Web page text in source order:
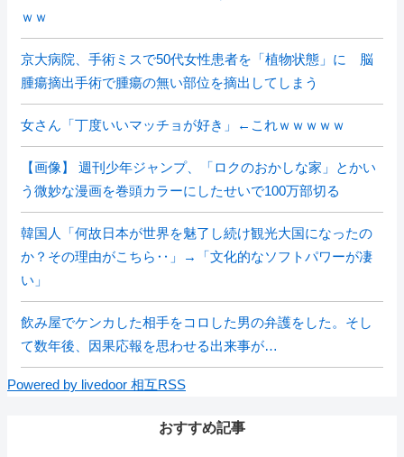
ｗｗ
京大病院、手術ミスで50代女性患者を「植物状態」に 脳
腫瘍摘出手術で腫瘍の無い部位を摘出してしまう
女さん「丁度いいマッチョが好き」←これｗｗｗｗｗ
【画像】 週刊少年ジャンプ、「ロクのおかしな家」とかい
う微妙な漫画を巻頭カラーにしたせいで100万部切る
韓国人「何故日本が世界を魅了し続け観光大国になったの
か？その理由がこちら‥」→「文化的なソフトパワーが凄
い」
飲み屋でケンカした相手をコロした男の弁護をした。そし
て数年後、因果応報を思わせる出来事が…
Powered by livedoor 相互RSS
おすすめ記事